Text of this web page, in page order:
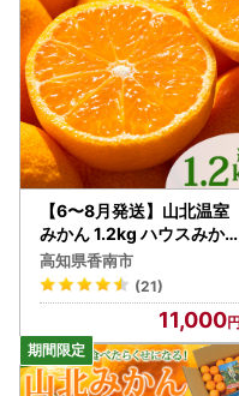
【6〜8月発送】山北温室
みかん 1.2kg ハウスみかん
ku-0050
高知県香南市
(21)
11,000